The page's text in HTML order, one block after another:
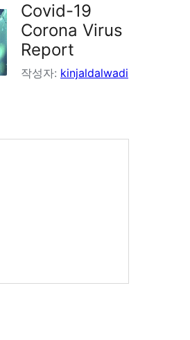
Covid-19
Corona Virus
Report
작성자: kinjaldalwadi